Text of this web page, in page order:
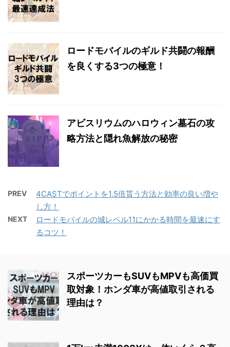
ロードモバイルのギルド共闘の報酬
を良くする3つの極意！
アビスリウムのハロウィン墓石の攻
略方法と隠れ魚解放の秘密
PREV
4CASTでポイントを1.5倍貰う方法と効率の良い増や
し方！
NEXT
ロードモバイルの城レベル11にかかる時間を最速にす
るコツ！
スポーツカーもSUVもMPVも高価買
取対象！ホンダ車が高値取引される
理由は？